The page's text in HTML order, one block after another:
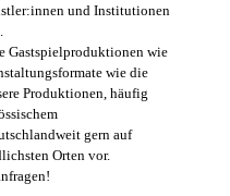
und Institutionen
Gastspielproduktionen wie
wie die
Produktionen, häufig
gern auf
Orten vor.